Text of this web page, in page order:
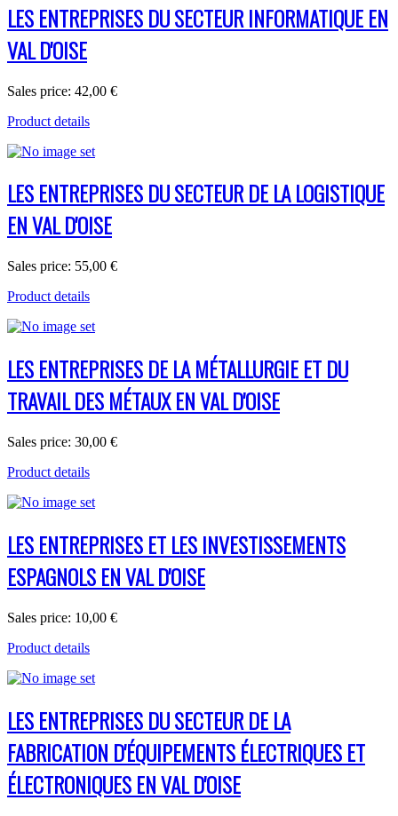
LES ENTREPRISES DU SECTEUR INFORMATIQUE EN
VAL D'OISE
Sales price: 42,00 €
Product details
LES ENTREPRISES DU SECTEUR DE LA LOGISTIQUE
EN VAL D'OISE
Sales price: 55,00 €
Product details
LES ENTREPRISES DE LA MÉTALLURGIE ET DU
TRAVAIL DES MÉTAUX EN VAL D'OISE
Sales price: 30,00 €
Product details
LES ENTREPRISES ET LES INVESTISSEMENTS
ESPAGNOLS EN VAL D'OISE
Sales price: 10,00 €
Product details
LES ENTREPRISES DU SECTEUR DE LA
FABRICATION D'ÉQUIPEMENTS ÉLECTRIQUES ET
ÉLECTRONIQUES EN VAL D'OISE